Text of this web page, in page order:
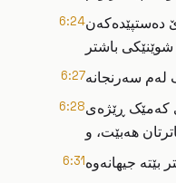
6:24دەستپێدەکەن
6:27لەم سەرنجانە
6:28کەمێک ڕێژەی
هەبێت، و
6:31بێتە جیهانەوە